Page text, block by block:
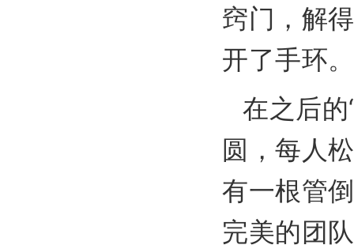
窍门，解
开了手环。
在之后
圆，每人
有一根管
完美的团